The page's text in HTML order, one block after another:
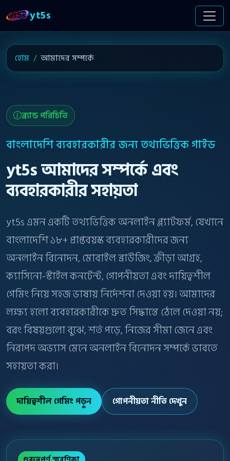
yt5s
হোম আমাদের সম্পর্কে
ব্র্যান্ড পরিচিতি
বাংলাদেশি ব্যবহারকারীর জন্য তথ্যভিত্তিক গাইড
yt5s আমাদের সম্পর্কে এবং
ব্যবহারকারীর সহায়তা
yt5s এমন একটি তথ্যভিত্তিক অনলাইন প্ল্যাটফর্ম, যেখানে
বাংলাদেশি ১৮+ প্রাপ্তবয়স্ক ব্যবহারকারীদের জন্য
অনলাইন বিনোদন, মোবাইল ব্রাউজিং, ক্রীড়া আগ্রহ,
ক্যাসিনো-স্টাইল কনটেন্ট, গোপনীয়তা এবং দায়িত্বশীল
গেমিং নিয়ে সহজ ভাষায় নির্দেশনা দেওয়া হয়। আমাদের
লক্ষ্য হলো ব্যবহারকারীকে দ্রুত সিদ্ধান্তে ঠেলে দেওয়া নয়;
বরং বিষয়গুলো বুঝে, শর্ত পড়ে, নিজের সীমা জেনে এবং
নিরাপদ অভ্যাস মেনে অনলাইন বিনোদন সম্পর্কে ভাবতে
সহায়তা করা।
দায়িত্বশীল গেমিং পড়ুন গোপনীয়তা নীতি দেখুন